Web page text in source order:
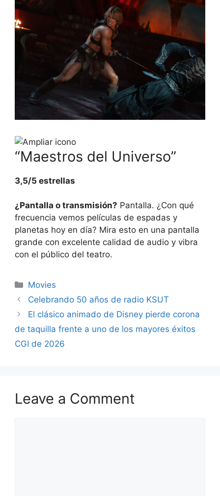
“Maestros del Universo”
3,5/5 estrellas
¿Pantalla o transmisión? Pantalla. ¿Con qué
frecuencia vemos películas de espadas y
planetas hoy en día? Mira esto en una pantalla
grande con excelente calidad de audio y vibra
con el público del teatro.
Categories
Movies
Celebrando 50 años de radio KSUT
El clásico animado de Disney pierde corona
de taquilla frente a uno de los mayores éxitos
CGI de 2026
Leave a Comment